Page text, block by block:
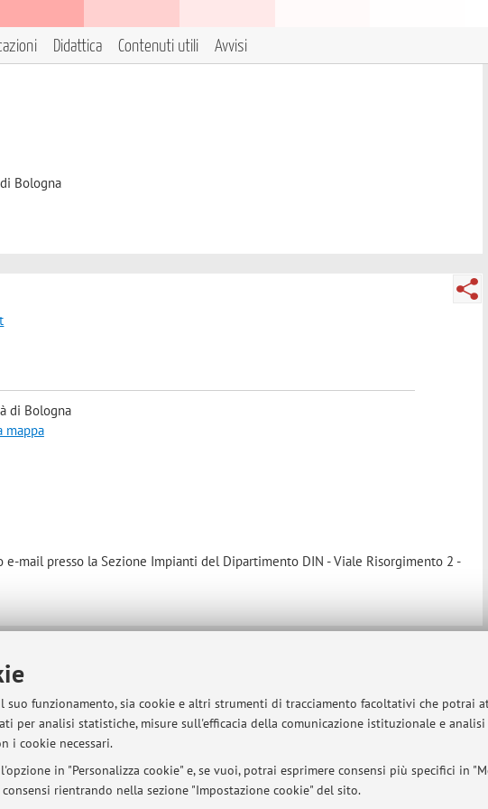
funzionamento, sia cookie e altri strumenti di tracciamento facoltativi che potrai
per analisi statistiche, misure sull'efficacia della comunicazione istituzionale e
i cookie necessari.
in "Personalizza cookie" e, se vuoi, potrai esprimere consensi più specifici in
rientrando nella sezione "Impostazione cookie" del sito.
Didattica Contenuti utili Avvisi
Bologna
di Bologna
mappa
e-mail presso la Sezione Impianti del Dipartimento DIN - Viale Risorgimento 2 -
di Bologna - Via Zamboni, 33 - 40126 Bologna - Partita IVA: 01131710376